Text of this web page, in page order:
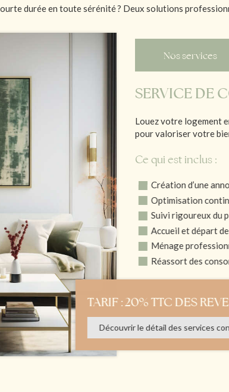
durée en toute sérénité ? Deux solutions
Nos services
SERVICE DE
Louez votre logement
pour valoriser votre
Ce qui est inclus :
Création d’une
Optimisation
Suivi rigoureux du
Accueil et départ
Ménage
Réassort des
TARIF : 20% TTC DES
Découvrir le détail des services